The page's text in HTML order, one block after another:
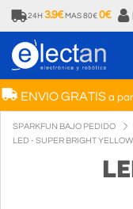
24H 3.9€ MAS 80€ 0€
ENVIO GRATISa
SPARKFUN BAJO PEDIDO
LED - SUPER BRIGHT YELLOW